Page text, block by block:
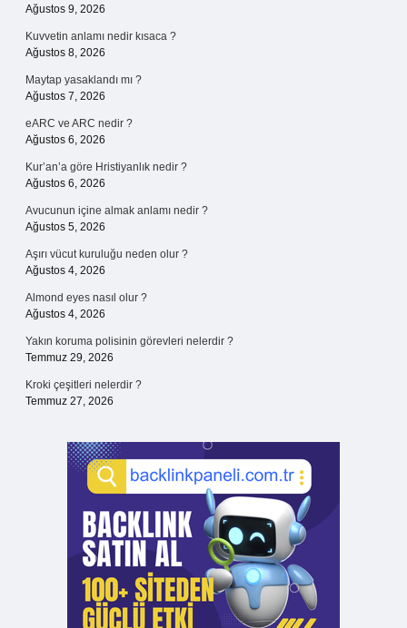
Ağustos 9, 2026
Kuvvetin anlamı nedir kısaca ?
Ağustos 8, 2026
Maytap yasaklandı mı ?
Ağustos 7, 2026
eARC ve ARC nedir ?
Ağustos 6, 2026
Kur’an’a göre Hristiyanlık nedir ?
Ağustos 6, 2026
Avucunun içine almak anlamı nedir ?
Ağustos 5, 2026
Aşırı vücut kuruluğu neden olur ?
Ağustos 4, 2026
Almond eyes nasıl olur ?
Ağustos 4, 2026
Yakın koruma polisinin görevleri nelerdir ?
Temmuz 29, 2026
Kroki çeşitleri nelerdir ?
Temmuz 27, 2026